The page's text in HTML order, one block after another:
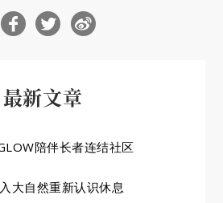
最新文章
陪伴长者连结社区
大自然重新认识休息